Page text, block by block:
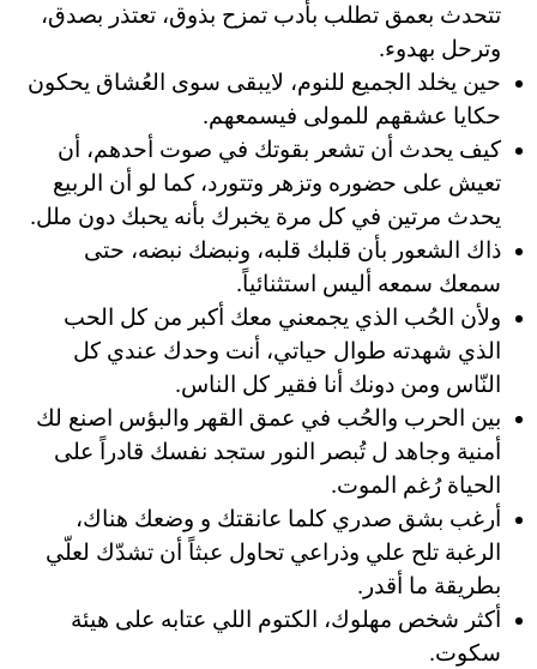
تتحدث بعمق تطلب بأدب تمزح بذوق، تعتذر بصدق،
وترحل بهدوء.
حين يخلد الجميع للنوم، لايبقى سوى العُشاق يحكون
حكايا عشقهم للمولى فيسمعهم.
كيف يحدث أن تشعر بقوتك في صوت أحدهم، أن
تعيش على حضوره وتزهر وتتورد، كما لو أن الربيع
يحدث مرتين في كل مرة يخبرك بأنه يحبك دون ملل.
ذاك الشعور بأن قلبك قلبه، ونبضك نبضه، حتى
سمعك سمعه أليس استثنائياً.
ولأن الحُب الذي يجمعني معك أكبر من كل الحب
الذي شهدته طوال حياتي، أنت وحدك عندي كل
النّاس ومن دونك أنا فقير كل الناس.
بين الحرب والحُب في عمق القهر والبؤس اصنع لك
أمنية وجاهد ل تُبصر النور ستجد نفسك قادراً على
الحياة رُغم الموت.
أرغب بشق صدري كلما عانقتك و وضعك هناك،
الرغبة تلح علي وذراعي تحاول عبثاً أن تشدّك لعلّي
بطريقة ما أقدر.
أكثر شخص مهلوك، الكتوم اللي عتابه على هيئة
سكوت.